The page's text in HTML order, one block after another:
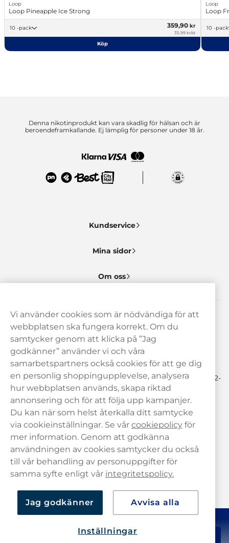
110,99 kr
Loop
Loop Pineapple Ice Strong
10 -pack 359,90 kr
35,99 kr/st
Köp
Loop
Loop
10 -pack
Denna nikotinprodukt kan vara skadlig för hälsan och är
beroendeframkallande. Ej lämplig för personer under 18 år.
Behöver du hjälp? Kontakta oss gärna!
hej@haypp.com
08 517 910 97
Mån-Tor 8.00-17.00 | Fre 9.00-17.00 | (Lunchstängt må-fre 12-
13)
Kundservice
Mina sidor
Om oss
Vi använder cookies som är nödvändiga för att
webbplatsen ska fungera korrekt. Om du
samtycker genom att klicka på ”Jag
godkänner” använder vi och våra
samarbetspartners också cookies för att ge dig
en personlig shoppingupplevelse, analysera
hur webbplatsen används, skapa riktad
annonsering och för att följa upp kampanjer.
Du kan när som helst återkalla ditt samtycke
via cookieinställningar. Se vår cookiepolicy för
mer information. Genom att godkänna
användningen av cookies samtycker du också
till vår behandling av personuppgifter för
samma syfte enligt vår integritetspolicy.
Jag godkänner Avvisa alla
Inställningar